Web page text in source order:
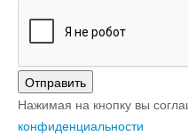
Отправить
Нажимая на кнопку вы
конфиденциальности